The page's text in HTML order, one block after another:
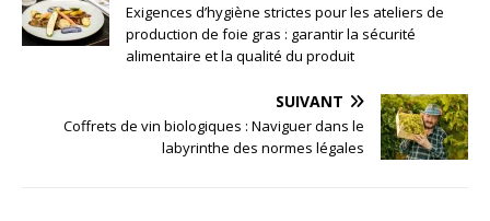
Exigences d’hygiène strictes pour les ateliers de
production de foie gras : garantir la sécurité
alimentaire et la qualité du produit
SUIVANT
Coffrets de vin biologiques : Naviguer dans le
labyrinthe des normes légales